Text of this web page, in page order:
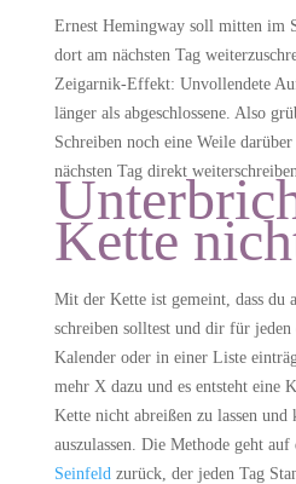
Ernest Hemingway soll mitten im
dort am nächsten Tag
Zeigarnik-Effekt: Unvollendete
länger als abgeschlossene. Also
Schreiben noch eine Weile
nächsten Tag direkt
Kette
Mit der Kette ist gemeint, dass du
schreiben solltest und dir für
Kalender oder in einer Liste
mehr X dazu und es entsteht eine
Kette nicht abreißen zu lassen und
auszulassen. Die Methode geht auf
Seinfeldzurück, der jeden Tag